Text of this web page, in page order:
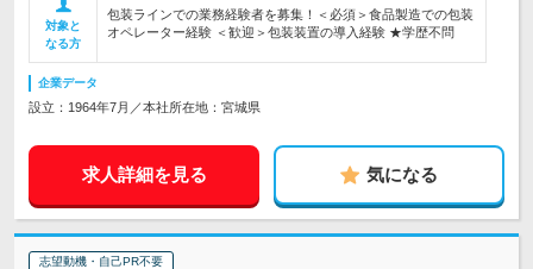
対象と
なる方
包装ラインでの業務経験者を募集！＜必須＞食品製造での包装
オペレーター経験 ＜歓迎＞包装装置の導入経験 ★学歴不問
企業データ
設立：1964年7月／本社所在地：宮城県
求人詳細を見る 気になる
志望動機・自己PR不要